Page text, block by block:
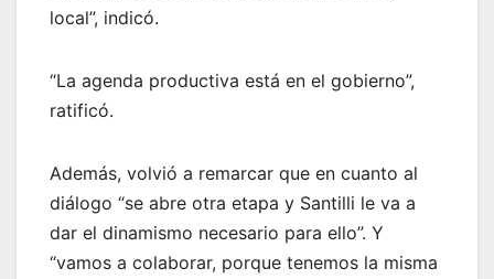
local”, indicó.
“La agenda productiva está en el gobierno”,
ratificó.
Además, volvió a remarcar que en cuanto al
diálogo “se abre otra etapa y Santilli le va a
dar el dinamismo necesario para ello”. Y
“vamos a colaborar, porque tenemos la misma